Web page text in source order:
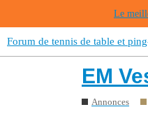
Le
Forum de tennis de table et
EM
Annonces